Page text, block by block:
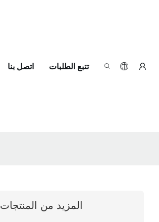
اتصل بنا تتبع الطلبات
المزيد من المنتجات